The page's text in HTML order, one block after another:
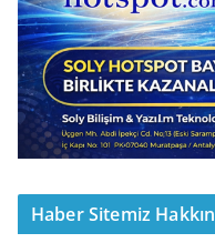
Haber Sitemiz